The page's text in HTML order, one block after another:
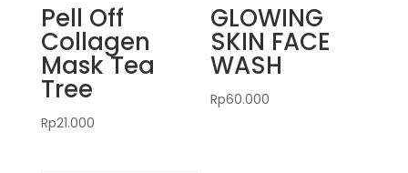
Pell Off
Collagen
Mask Tea
Tree
Rp21.000
GLOWING
SKIN FACE
WASH
Rp60.000